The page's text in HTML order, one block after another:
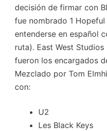
decisión de firmar con
fue nombrado 1
entenderse en español
ruta). East West
fueron los encargados
Mezclado por Tom
con:
U2
Les Black Keys